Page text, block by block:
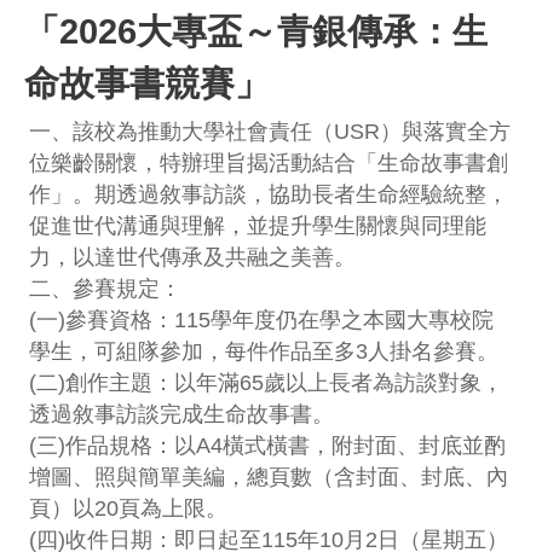
「2026大專盃～青銀傳承：生
命故事書競賽」
一、該校為推動大學社會責任（USR）與落實全方
位樂齡關懷，特辦理旨揭活動結合「生命故事書創
作」。期透過敘事訪談，協助長者生命經驗統整，
促進世代溝通與理解，並提升學生關懷與同理能
力，以達世代傳承及共融之美善。
二、參賽規定：
(一)參賽資格：115學年度仍在學之本國大專校院
學生，可組隊參加，每件作品至多3人掛名參賽。
(二)創作主題：以年滿65歲以上長者為訪談對象，
透過敘事訪談完成生命故事書。
(三)作品規格：以A4橫式橫書，附封面、封底並酌
增圖、照與簡單美編，總頁數（含封面、封底、內
頁）以20頁為上限。
(四)收件日期：即日起至115年10月2日（星期五）